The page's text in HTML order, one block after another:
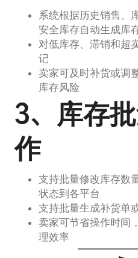
系统根据历史销售、
安全库存自动生成库
对低库存、滞销和超
记
卖家可及时补货或调
库存风险
3、库存
作
支持批量修改库存数
状态到各平台
支持批量生成补货单
卖家可节省操作时间
理效率